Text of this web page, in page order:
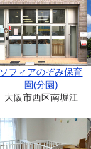
ソフィアのぞみ保育
園(分園)
大阪市西区南堀江